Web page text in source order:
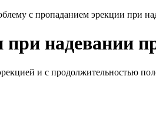
с пропаданием эрекции при
надевании
и с продолжительностью